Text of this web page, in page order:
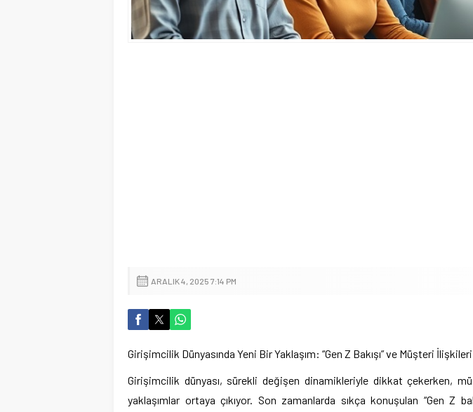
ARALIK 4, 2025 7:14 PM
Girişimcilik Dünyasında Yeni Bir Yaklaşım: “Gen Z Bakışı” ve Müşteri İlişkileri
Girişimcilik dünyası, sürekli değişen dinamikleriyle dikkat çekerken,
yaklaşımlar ortaya çıkıyor. Son zamanlarda sıkça konuşulan “Gen Z